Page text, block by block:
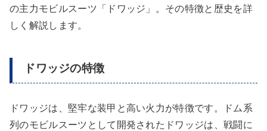
の主力モビルスーツ「ドワッジ」。その特徴と歴史を詳
しく解説します。
ドワッジの特徴
ドワッジは、堅牢な装甲と高い火力が特徴です。ドム系
列のモビルスーツとして開発されたドワッジは、戦闘に